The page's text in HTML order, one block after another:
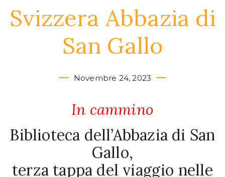
Svizzera Abbazia di
San Gallo
Novembre 24, 2023
In cammino
Biblioteca dell’Abbazia di San
Gallo,
terza tappa del viaggio nelle